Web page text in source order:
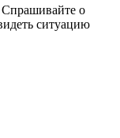
о
ситуацию